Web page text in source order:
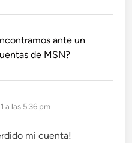
ante un
de MSN?
a las 5:36 pm
mi cuenta!